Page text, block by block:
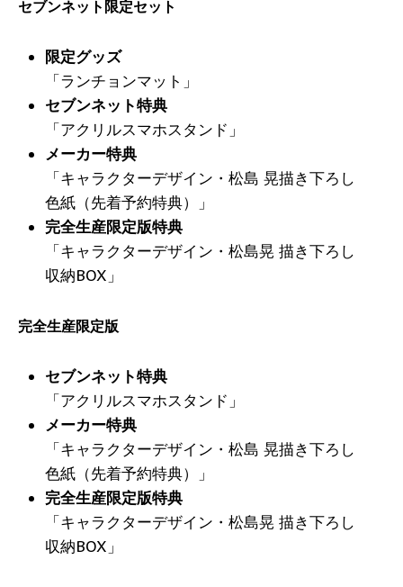
セブンネット限定セット
限定グッズ
「ランチョンマット」
セブンネット特典
「アクリルスマホスタンド」
メーカー特典
「キャラクターデザイン・松島 晃描き下ろし
色紙（先着予約特典）」
完全生産限定版特典
「キャラクターデザイン・松島晃 描き下ろし
収納BOX」
完全生産限定版
セブンネット特典
「アクリルスマホスタンド」
メーカー特典
「キャラクターデザイン・松島 晃描き下ろし
色紙（先着予約特典）」
完全生産限定版特典
「キャラクターデザイン・松島晃 描き下ろし
収納BOX」